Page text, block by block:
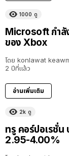
1000 ดู
Microsoft กำลั
ของ Xbox
โดย konlawat
2 ปีที่แล้ว
อ่านเพิ่มเติม
2k ดู
ทรู คอร์ปอเรชั่น
2.95-4.00%